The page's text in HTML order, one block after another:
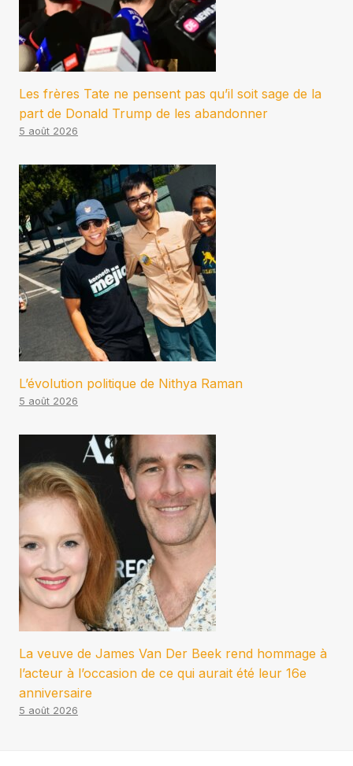
Les frères Tate ne pensent pas qu’il soit sage de la
part de Donald Trump de les abandonner
5 août 2026
L’évolution politique de Nithya Raman
5 août 2026
La veuve de James Van Der Beek rend hommage à
l’acteur à l’occasion de ce qui aurait été leur 16e
anniversaire
5 août 2026